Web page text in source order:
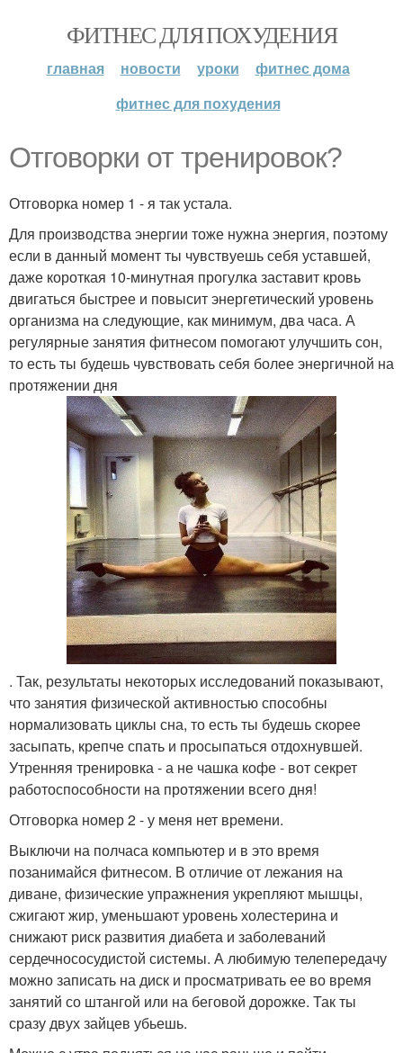
ФИТНЕС ДЛЯ ПОХУДЕНИЯ
главная новости уроки
фитнес дома
фитнес для похудения
Отговорки от тренировок?
Отговорка номер 1 - я так устала.
Для производства энергии тоже нужна энергия, поэтому
если в данный момент ты чувствуешь себя уставшей,
даже короткая 10-минутная прогулка заставит кровь
двигаться быстрее и повысит энергетический уровень
организма на следующие, как минимум, два часа. А
регулярные занятия фитнесом помогают улучшить сон,
то есть ты будешь чувствовать себя более энергичной на
протяжении дня
. Так, результаты некоторых исследований показывают,
что занятия физической активностью способны
нормализовать циклы сна, то есть ты будешь скорее
засыпать, крепче спать и просыпаться отдохнувшей.
Утренняя тренировка - а не чашка кофе - вот секрет
работоспособности на протяжении всего дня!
Отговорка номер 2 - у меня нет времени.
Выключи на полчаса компьютер и в это время
позанимайся фитнесом. В отличие от лежания на
диване, физические упражнения укрепляют мышцы,
сжигают жир, уменьшают уровень холестерина и
снижают риск развития диабета и заболеваний
сердечнососудистой системы. А любимую телепередачу
можно записать на диск и просматривать ее во время
занятий со штангой или на беговой дорожке. Так ты
сразу двух зайцев убьешь.